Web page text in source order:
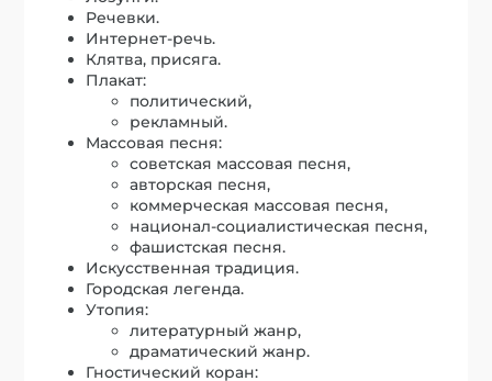
Речевки.
Интернет-речь.
Клятва, присяга.
Плакат:
политический,
рекламный.
Массовая песня:
советская массовая песня,
авторская песня,
коммерческая массовая песня,
национал-социалистическая песня,
фашистская песня.
Искусственная традиция.
Городская легенда.
Утопия:
литературный жанр,
драматический жанр.
Гностический коран: